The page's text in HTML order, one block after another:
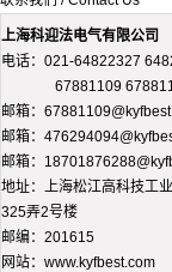
上海科迎法电气有限公司
电话：021-64822327
67881109
邮箱：
邮箱：
邮箱：
地址：上海松江高科技工
325弄2号楼
邮编：201615
网站：www.kyfbest.com